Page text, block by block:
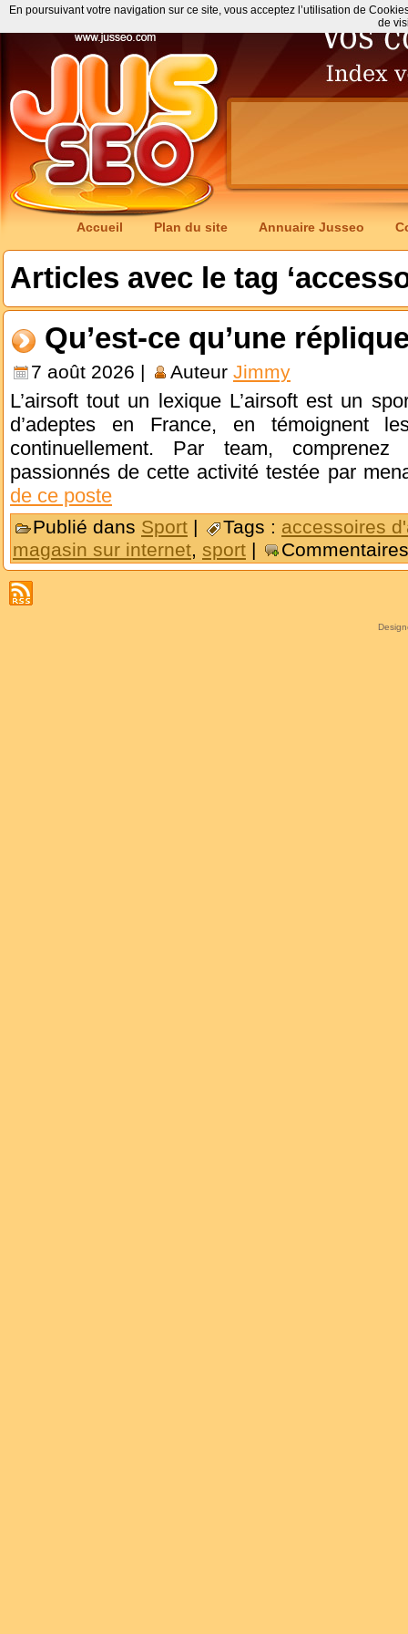
Accueil Plan du site Annuaire Jusseo
Articles avec le tag
Qu’est-ce qu’une
7 août 2026 | Auteur Jimmy
L’airsoft tout un lexique L’airsoft est un
d’adeptes en France, en témoignent
continuellement. Par team,
passionnés de cette activité testée par
de ce poste
Publié dans Sport | Tags : accessoires
magasin sur internet, sport |
En poursuivant votre navigation sur ce site, vous acceptez l’utilisation de
de